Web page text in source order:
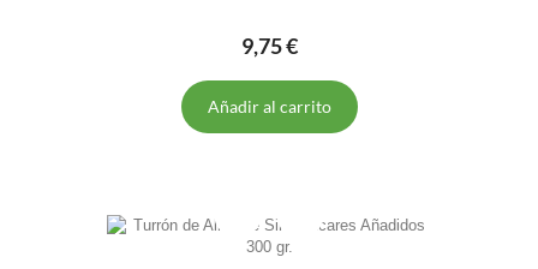
9,75 €
Añadir al carrito